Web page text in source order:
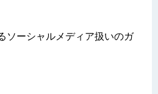
ソーシャルメディア扱いのガ